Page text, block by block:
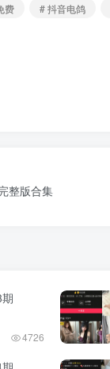
费 # 抖音电鸽
整版合集
4726